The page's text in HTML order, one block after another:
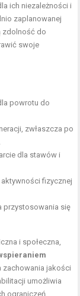
ich niezależności i
zaplanowanej
zdolność do
swoje
powrotu do
zwłaszcza po
dla stawów i
fizycznej
przystosowania się
i społeczna,
zachowania jakości
umożliwia
ograniczeń